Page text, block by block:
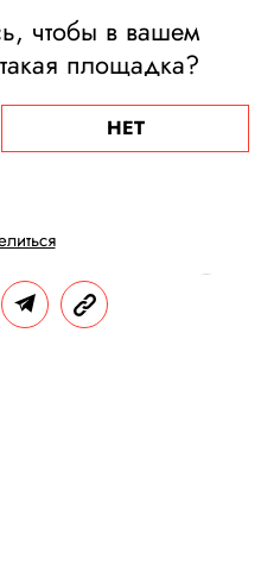
чтобы в вашем
площадка?
НЕТ